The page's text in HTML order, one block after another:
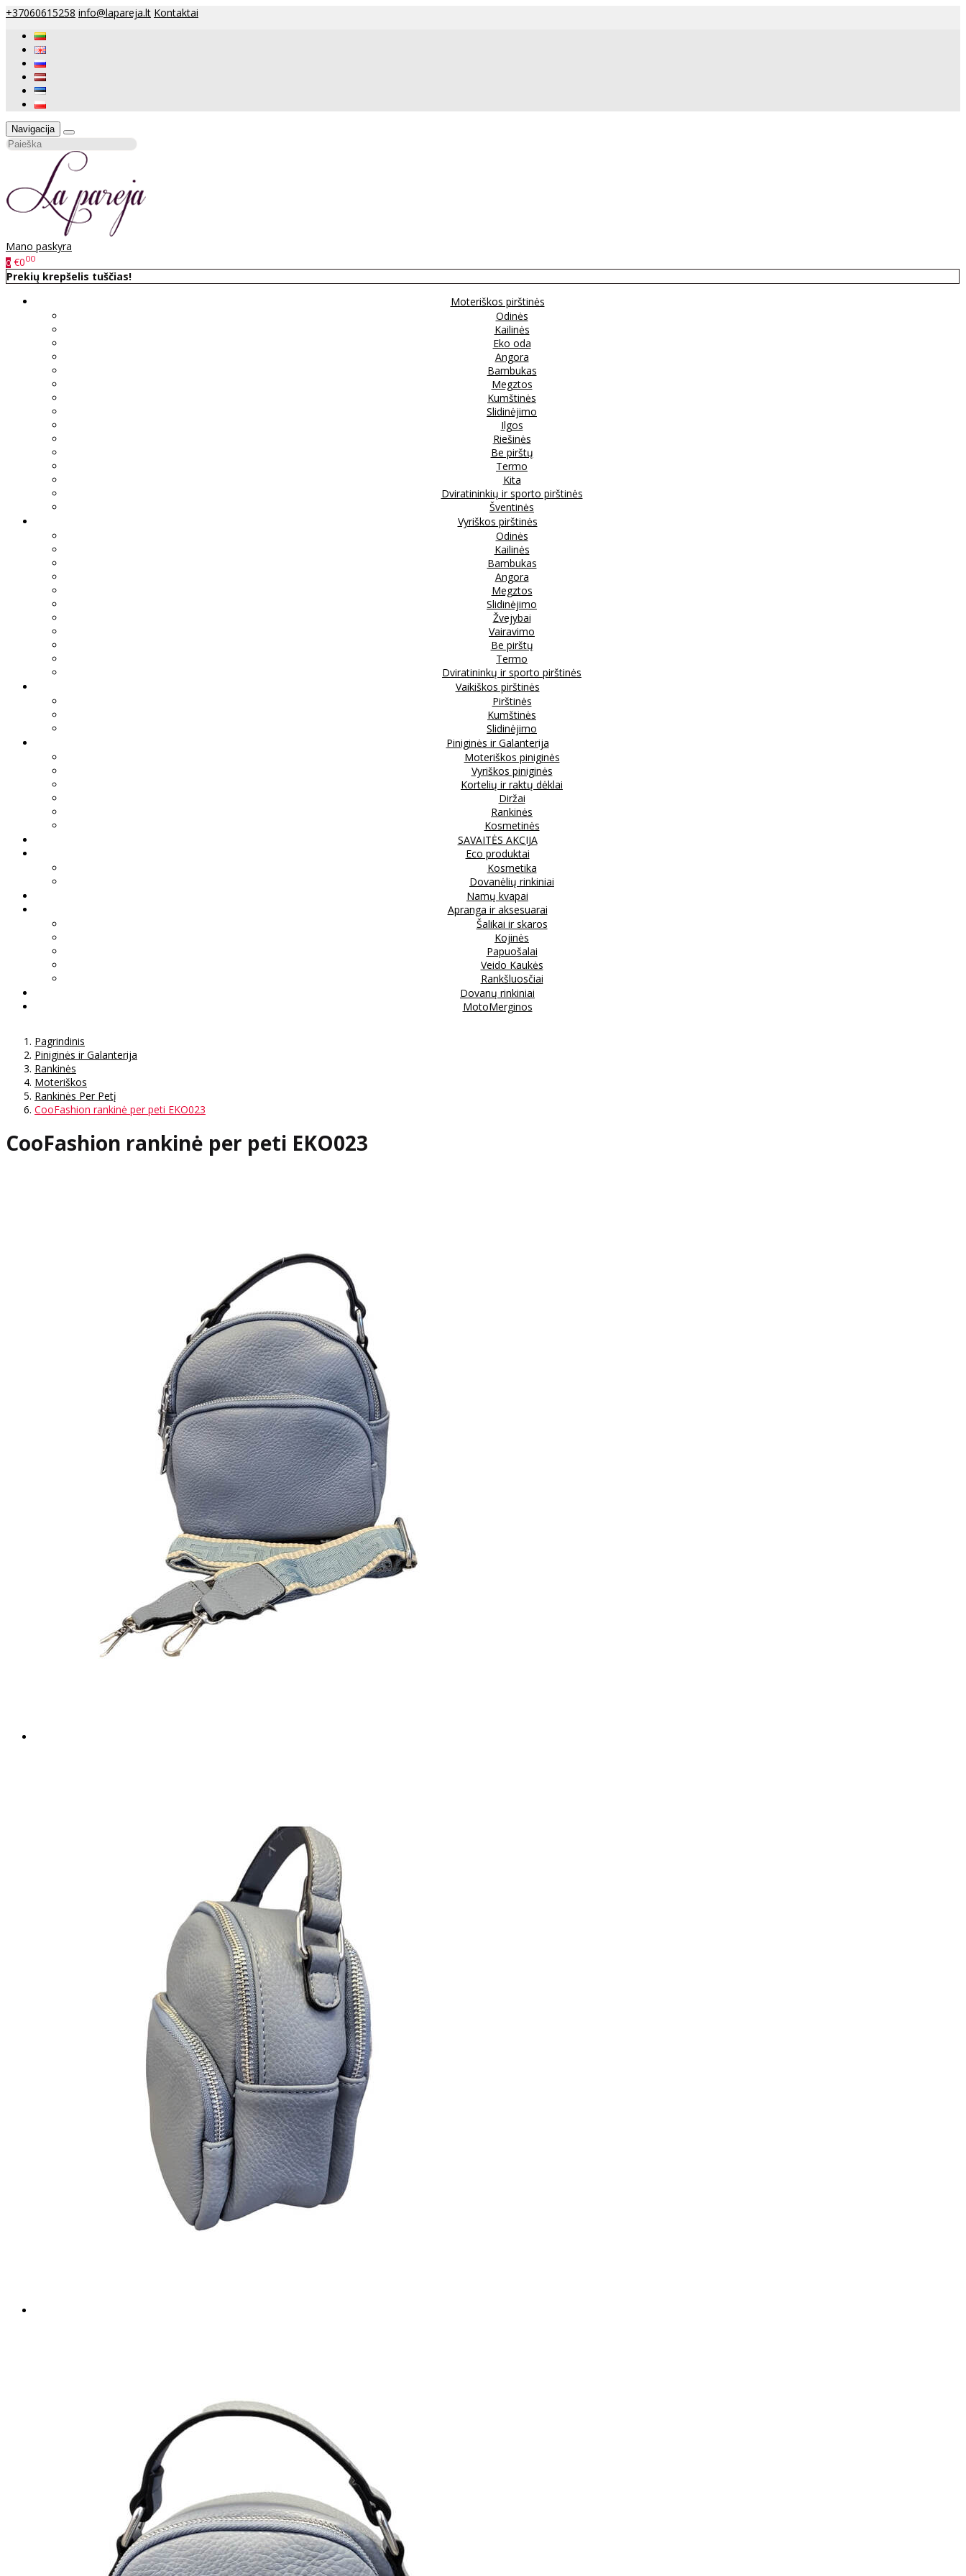
+37060615258 info@lapareja.lt Kontaktai
Navigacija
Mano paskyra
0 €000
Prekių krepšelis tuščias!
Moteriškos pirštinės
Odinės
Kailinės
Eko oda
Angora
Bambukas
Megztos
Kumštinės
Slidinėjimo
Ilgos
Riešinės
Be pirštų
Termo
Kita
Dviratininkių ir sporto pirštinės
Šventinės
Vyriškos pirštinės
Odinės
Kailinės
Bambukas
Angora
Megztos
Slidinėjimo
Žvejybai
Vairavimo
Be pirštų
Termo
Dviratininkų ir sporto pirštinės
Vaikiškos pirštinės
Pirštinės
Kumštinės
Slidinėjimo
Piniginės ir Galanterija
Moteriškos piniginės
Vyriškos piniginės
Kortelių ir raktų dėklai
Diržai
Rankinės
Kosmetinės
SAVAITĖS AKCIJA
Eco produktai
Kosmetika
Dovanėlių rinkiniai
Namų kvapai
Apranga ir aksesuarai
Šalikai ir skaros
Kojinės
Papuošalai
Veido Kaukės
Rankšluosčiai
Dovanų rinkiniai
MotoMerginos
Pagrindinis
Piniginės ir Galanterija
Rankinės
Moteriškos
Rankinės Per Petį
CooFashion rankinė per peti EKO023
CooFashion rankinė per peti EKO023